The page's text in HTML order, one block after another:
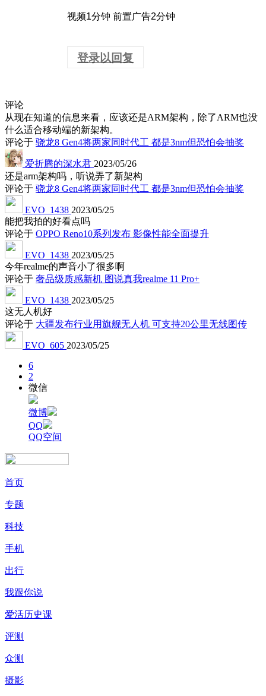
视频1分钟 前置广告2分钟
登录以回复
评论
从现在知道的信息来看，应该还是ARM架构，除了ARM也没
什么适合移动端的新架构。
评论于 骁龙8 Gen4将两家同时代工 都是3nm但恐怕会抽奖
爱折腾的深水君 2023/05/26
还是arm架构吗，听说弄了新架构
评论于 骁龙8 Gen4将两家同时代工 都是3nm但恐怕会抽奖
EVO_1438 2023/05/25
能把我拍的好看点吗
评论于 OPPO Reno10系列发布 影像性能全面提升
EVO_1438 2023/05/25
今年realme的声音小了很多啊
评论于 奢品级质感新机 图说真我realme 11 Pro+
EVO_1438 2023/05/25
这无人机好
评论于 大疆发布行业用旗舰无人机 可支持20公里无线图传
EVO_605 2023/05/25
6
2
微信
微博
QQ
QQ空间
首页
专题
科技
手机
出行
我跟你说
爱活历史课
评测
众测
摄影